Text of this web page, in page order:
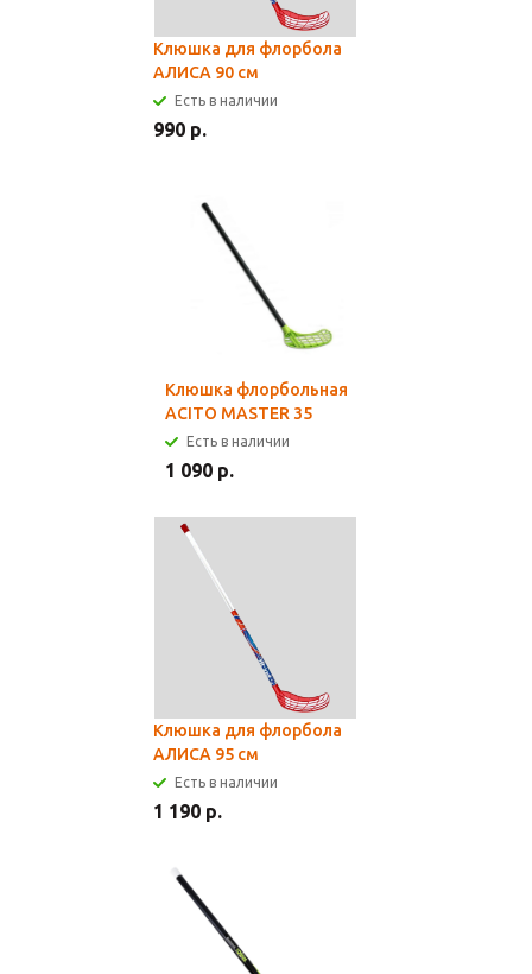
Клюшка для флорбола
АЛИСА 90 см
Есть в наличии
990 р.
Клюшка флорбольная
ACITO MASTER 35
Есть в наличии
1 090 р.
Клюшка для флорбола
АЛИСА 95 см
Есть в наличии
1 190 р.